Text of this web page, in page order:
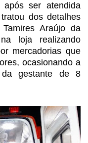
apósser atendida
dos detalhes
Araújo da
loja realizando
mercadorias que
ocasionando a
gestante de 8